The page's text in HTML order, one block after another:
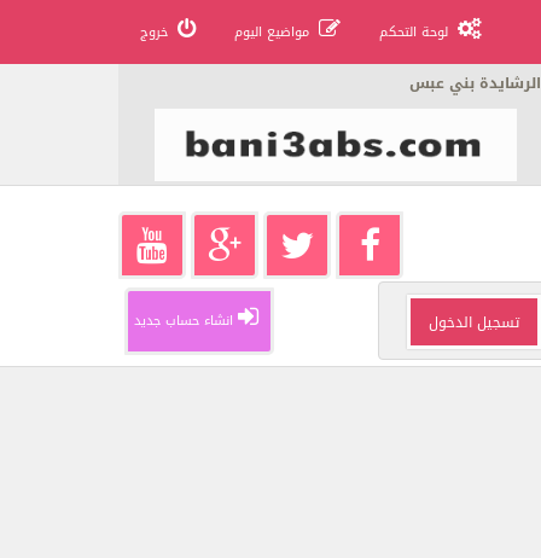
لوحة التحكم مواضيع اليوم خروج
الرشايدة بني عبس
انشاء حساب جديد